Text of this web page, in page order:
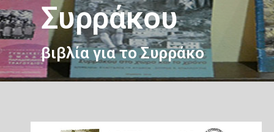
Συρράκου
βιβλία για το Συρράκο